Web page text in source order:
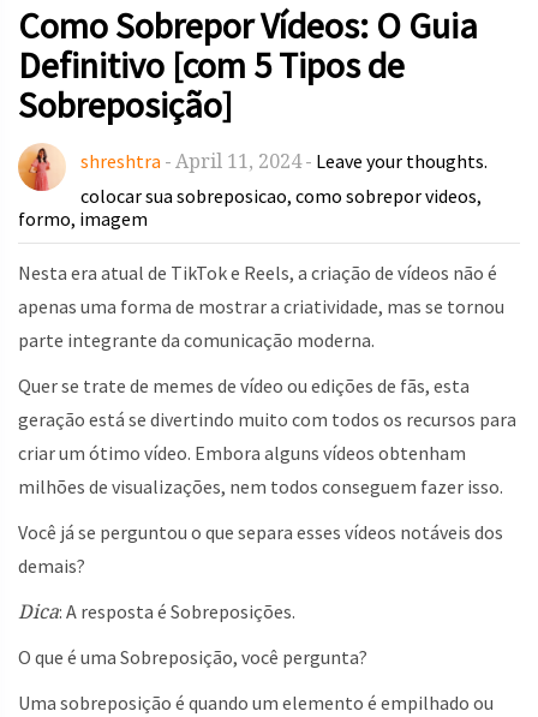
Como Sobrepor Vídeos: O Guia
Definitivo [com 5 Tipos de
Sobreposição]
shreshtra - April 11, 2024- Leave your thoughts.
colocar sua sobreposicao, como sobrepor videos,
formo, imagem
Nesta era atual de TikTok e Reels, a criação de vídeos não é
apenas uma forma de mostrar a criatividade, mas se tornou
parte integrante da comunicação moderna.
Quer se trate de memes de vídeo ou edições de fãs, esta
geração está se divertindo muito com todos os recursos para
criar um ótimo vídeo. Embora alguns vídeos obtenham
milhões de visualizações, nem todos conseguem fazer isso.
Você já se perguntou o que separa esses vídeos notáveis dos
demais?
Dica: A resposta é Sobreposições.
O que é uma Sobreposição, você pergunta?
Uma sobreposição é quando um elemento é empilhado ou